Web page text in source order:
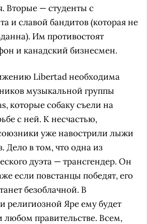
Вторые — студенты с
и славой бандитов (которая не
Им противостоят
и канадский бизнесмен.
Libertad необходима
музыкальной группы
которые собаку съели на
с ней. К несчастью,
уже навострили лыжи
Дело в том, что одна из
дуэта — трансгендер. Он
если повстанцы победят, его
безоблачной. В
религиозной Яре ему будет
любом правительстве. Всем,